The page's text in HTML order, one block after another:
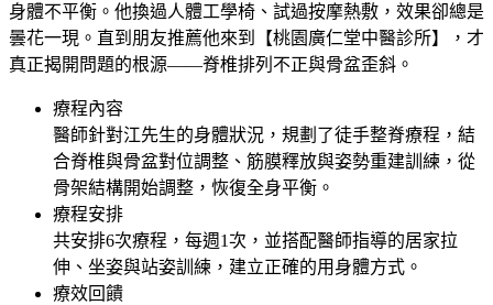
身體不平衡。他換過人體工學椅、試過按摩熱敷，效果卻總是
曇花一現。直到朋友推薦他來到【桃園廣仁堂中醫診所】，才
真正揭開問題的根源——脊椎排列不正與骨盆歪斜。
療程內容
醫師針對江先生的身體狀況，規劃了徒手整脊療程，結
合脊椎與骨盆對位調整、筋膜釋放與姿勢重建訓練，從
骨架結構開始調整，恢復全身平衡。
療程安排
共安排6次療程，每週1次，並搭配醫師指導的居家拉
伸、坐姿與站姿訓練，建立正確的用身體方式。
療效回饋